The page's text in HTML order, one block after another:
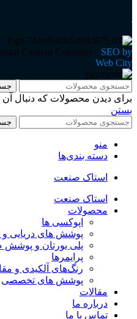
Caspian Company - SEO by
Web City
برای دیدن محصولات که دنبال آن
بستن
منو
دسته بندی‌ها
استاک صنعت
استاک صنعت
محصولات
اپوکسی ها
پوشش های دریایی
پلی یورتان و پوشش
پرایمرها
رنگ‌های آلکیدی و
پوشش های تخصصی
مقالات
درباره ما
تماس با ما